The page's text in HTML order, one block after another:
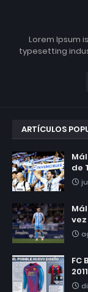
Lorem Ipsum
typesetting
ARTÍCULOS
de
vez
FC